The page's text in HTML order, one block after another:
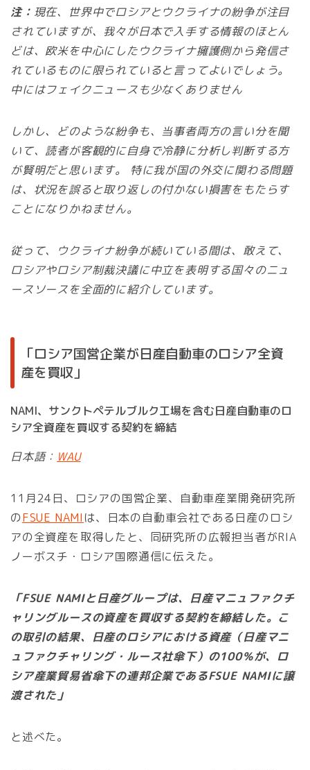
注： 現在、世界中でロシアとウクライナの紛争が注目
されていますが、我々が日本で入手する情報のほとん
どは、欧米を中心にしたウクライナ擁護側から発信さ
れているものに限られていると言ってよいでしょう。
中にはフェイクニュースも少なくありません
しかし、どのような紛争も、当事者両方の言い分を聞
いて、読者が客観的に自身で冷静に分析し判断する方
が賢明だと思います。 特に我が国の外交に関わる問題
は、状況を誤ると取り返しの付かない損害をもたらす
ことになりかねません。
従って、ウクライナ紛争が続いている間は、敢えて、
ロシアやロシア制裁決議に中立を表明する国々のニュ
ースソースを全面的に紹介しています。
「ロシア国営企業が日産自動車のロシア全資
産を買収」
NAMI、サンクトペテルブルク工場を含む日産自動車のロ
シア全資産を買収する契約を締結
日本語： WAU
11月24日、ロシアの国営企業、自動車産業開発研究所
のFSUE NAMIは、日本の自動車会社である日産のロシ
アの全資産を取得したと、同研究所の広報担当者がRIA
ノーボスチ・ロシア国際通信に伝えた。
「FSUE NAMIと日産グループは、日産マニュファクチ
ャリングルースの資産を買収する契約を締結した。こ
の取引の結果、日産のロシアにおける資産（日産マニ
ュファクチャリング・ルース社傘下）の100％が、ロ
シア産業貿易省傘下の連邦企業であるFSUE NAMIに譲
渡された」
と述べた。